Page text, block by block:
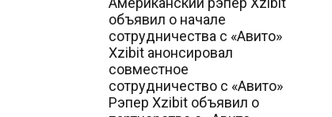
объявил о начале
сотрудничества с «Авито»
Xzibit анонсировал
совместное
сотрудничество с «Авито»
Рэпер Xzibit объявил о